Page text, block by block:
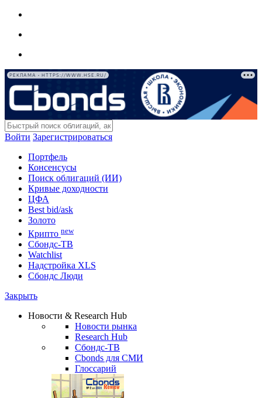
РЕКЛАМА • HTTPS://WWW.HSE.RU/
Войти Зарегистрироваться
Портфель
Консенсусы
Поиск облигаций (ИИ)
Кривые доходности
ЦФА
Best bid/ask
Золото
Крипто new
Сбондс-ТВ
Watchlist
Надстройка XLS
Сбондс Люди
Закрыть
Новости & Research Hub
Новости рынка
Research Hub
Сбондс-ТВ
Cbonds для СМИ
Глоссарий